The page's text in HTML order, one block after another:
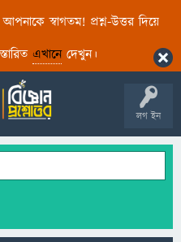
আপনাকে স্বাগতম! প্রশ্ন-উত্তর দিয়ে
এখানেদেখুন।
লগ ইন